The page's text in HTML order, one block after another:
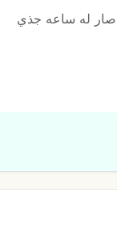
صار له ساعه جذي